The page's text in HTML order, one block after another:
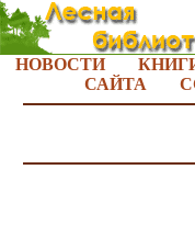
НОВОСТИ
САЙТА